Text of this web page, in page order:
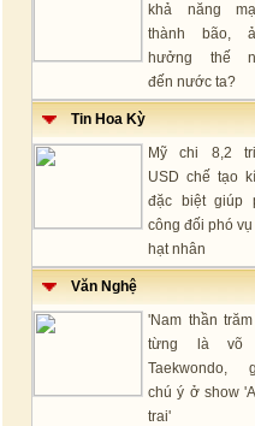
khả năng
thành bão,
hưởng thế
đến nước ta?
Tin Hoa Kỳ
Mỹ chi 8,2
USD chế tạo
đặc biệt giúp
công đối phó
hạt nhân
Văn Nghệ
'Nam thần
từng là võ
Taekwondo,
chú ý ở show
trai'